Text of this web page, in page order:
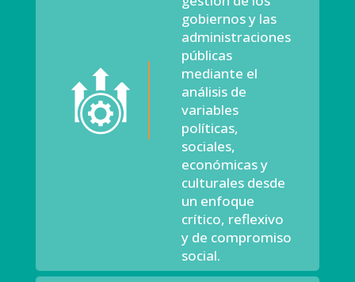
gobiernos y las
administraciones
públicas
mediante el
análisis de
variables
políticas,
sociales,
económicas y
culturales desde
un enfoque
crítico, reflexivo
y de compromiso
social.